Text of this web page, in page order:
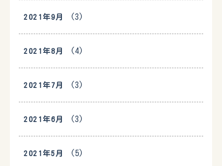
2021年9月 (3)
2021年8月 (4)
2021年7月 (3)
2021年6月 (3)
2021年5月 (5)